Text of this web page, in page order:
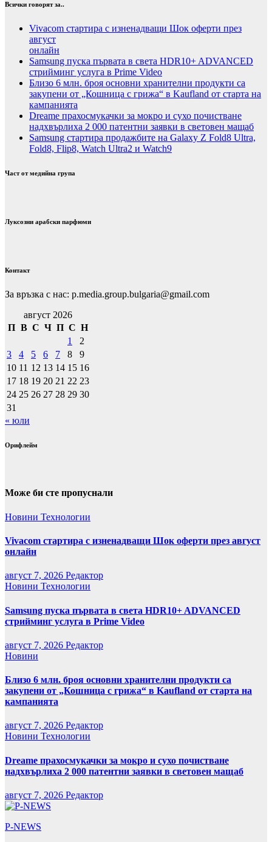
Всички говорят за..
Vivacom стартира с изненадващи Шок оферти през
август
онлайн
Samsung пуска първата в света HDR10+ ADVANCED
стрийминг услуга в Prime Video
Близо 6 млн. броя основни хранителни продукти са
закупени от „Кошница с грижа“ в Kaufland от старта на
кампанията
Dreame прахосмукачки за мокро и сухо почистване
надхвърлиха 2 000 патентни заявки в световен мащаб
Samsung стартира продажбите на Galaxy Z Fold8 Ultra,
Fold8, Flip8, Watch Ultra2 и Watch9
Част от медийна група
Луксозни арабски парфюми
Контакт
За връзка с нас: p.media.group.bulgaria@gmail.com
август 2026
П В С Ч П С Н
1
2
3
4 5 6 7 8
9
10 11 12 13 14 15 16
17 18 19 20 21 22 23
24 25 26 27 28 29 30
31
« юли
Орифлейм
Може би сте пропуснали
Новини Технологии
Vivacom стартира с изненадващи Шок оферти през август
онлайн
август 7, 2026 Редактор
Новини Технологии
Samsung пуска първата в света HDR10+ ADVANCED
стрийминг услуга в Prime Video
август 7, 2026 Редактор
Новини
Близо 6 млн. броя основни хранителни продукти са
закупени от „Кошница с грижа“ в Kaufland от старта на
кампанията
август 7, 2026 Редактор
Новини Технологии
Dreame прахосмукачки за мокро и сухо почистване
надхвърлиха 2 000 патентни заявки в световен мащаб
август 7, 2026 Редактор
P-NEWS